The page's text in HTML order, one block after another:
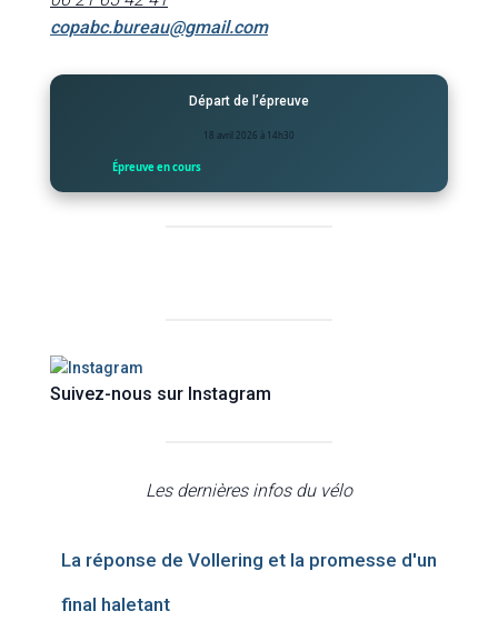
copabc.bureau@gmail.com
Départ de l’épreuve
18 avril 2026 à 14h30
Épreuve en cours
Suivez-nous sur Instagram
Les dernières infos du vélo
La réponse de Vollering et la promesse d'un
final haletant